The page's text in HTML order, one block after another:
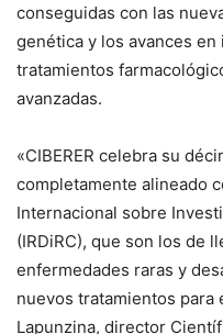
conseguidas con las
genética y los avances
tratamientos
avanzadas.
«CIBERER celebra su
completamente alineado
Internacional sobre
(IRDiRC), que son los de
enfermedades raras y
nuevos tratamientos para
Lapunzina, director